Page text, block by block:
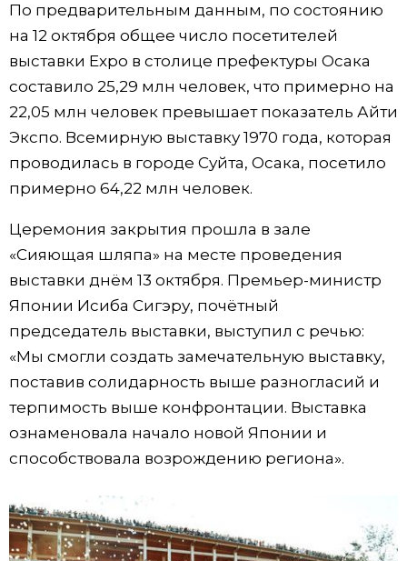
Жизнь
Технологии
Токио
От редакции
По предварительным данным, по состоянию
на 12 октября общее число посетителей
выставки Expo в столице префектуры Осака
составило 25,29 млн человек, что примерно на
22,05 млн человек превышает показатель Айти
Экспо. Всемирную выставку 1970 года, которая
проводилась в городе Суйта, Осака, посетило
примерно 64,22 млн человек.
Церемония закрытия прошла в зале
«Сияющая шляпа» на месте проведения
выставки днём 13 октября. Премьер-министр
Японии Исиба Сигэру, почётный
председатель выставки, выступил с речью:
«Мы смогли создать замечательную выставку,
поставив солидарность выше разногласий и
терпимость выше конфронтации. Выставка
ознаменовала начало новой Японии и
способствовала возрождению региона».